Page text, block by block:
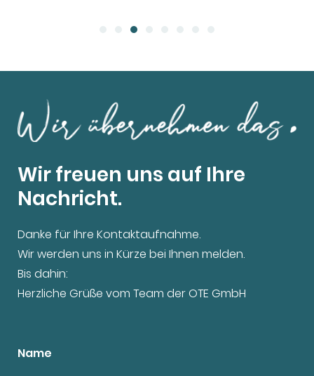
Wir freuen uns auf Ihre
Nachricht.
Danke für Ihre Kontaktaufnahme.
Wir werden uns in Kürze bei Ihnen melden.
Bis dahin:
Herzliche Grüße vom Team der OTE GmbH
Name